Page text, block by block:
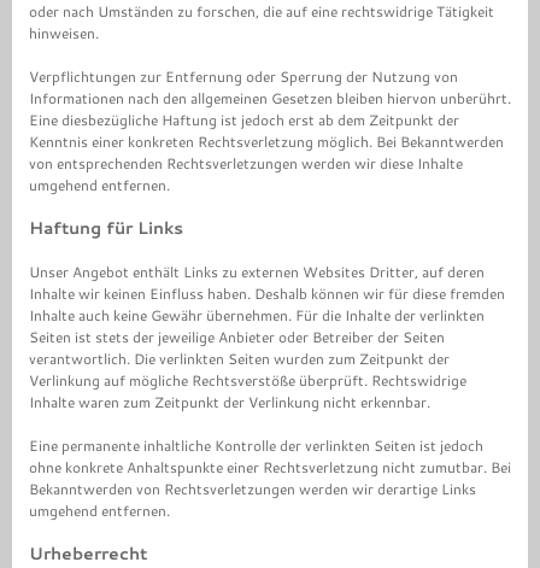
oder nach Umständen zu forschen, die auf eine rechtswidrige Tätigkeit
hinweisen.
Verpflichtungen zur Entfernung oder Sperrung der Nutzung von
Informationen nach den allgemeinen Gesetzen bleiben hiervon unberührt.
Eine diesbezügliche Haftung ist jedoch erst ab dem Zeitpunkt der
Kenntnis einer konkreten Rechtsverletzung möglich. Bei Bekanntwerden
von entsprechenden Rechtsverletzungen werden wir diese Inhalte
umgehend entfernen.
Haftung für Links
Unser Angebot enthält Links zu externen Websites Dritter, auf deren
Inhalte wir keinen Einfluss haben. Deshalb können wir für diese fremden
Inhalte auch keine Gewähr übernehmen. Für die Inhalte der verlinkten
Seiten ist stets der jeweilige Anbieter oder Betreiber der Seiten
verantwortlich. Die verlinkten Seiten wurden zum Zeitpunkt der
Verlinkung auf mögliche Rechtsverstöße überprüft. Rechtswidrige
Inhalte waren zum Zeitpunkt der Verlinkung nicht erkennbar.
Eine permanente inhaltliche Kontrolle der verlinkten Seiten ist jedoch
ohne konkrete Anhaltspunkte einer Rechtsverletzung nicht zumutbar. Bei
Bekanntwerden von Rechtsverletzungen werden wir derartige Links
umgehend entfernen.
Urheberrecht